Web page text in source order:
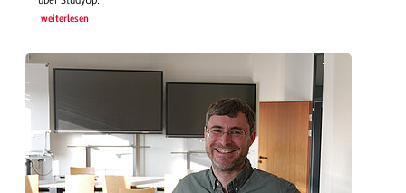
weiterlesen